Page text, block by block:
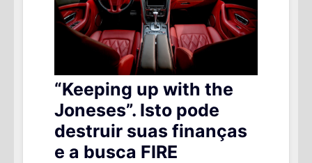
“Keeping up with the
Joneses”. Isto pode
destruir suas finanças
e a busca FIRE